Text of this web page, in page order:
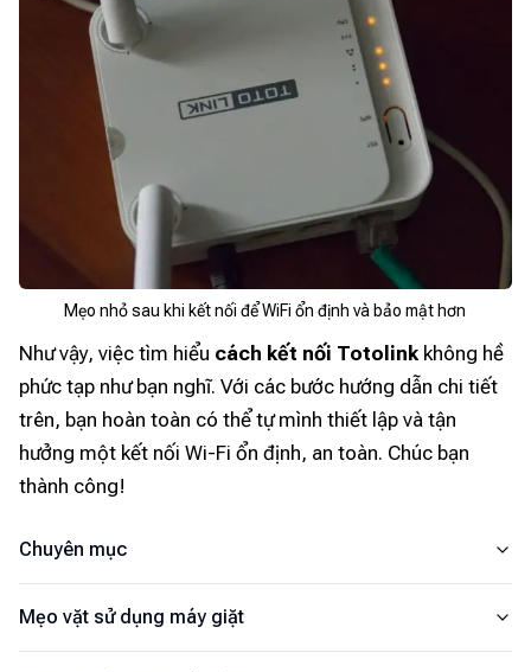
Chuyên mục
Mẹo vặt sử dụng máy giặt
Mẹo nhỏ sau khi kết nối để WiFi ổn định và bảo mật hơn
Như vậy, việc tìm hiểu cách kết nối Totolinkkhông hề
phức tạp như bạn nghĩ. Với các bước hướng dẫn chi tiết
trên, bạn hoàn toàn có thể tự mình thiết lập và tận
hưởng một kết nối Wi-Fi ổn định, an toàn. Chúc bạn
thành công!